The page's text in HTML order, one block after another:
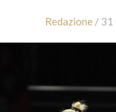
Redazione/ 31